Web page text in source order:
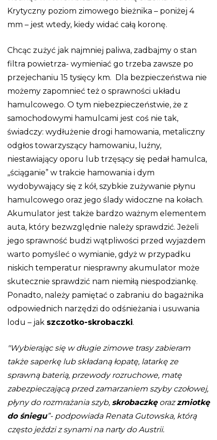
Krytyczny poziom zimowego bieżnika – poniżej 4
mm – jest wtedy, kiedy widać całą koronę.
Chcąc zużyć jak najmniej paliwa, zadbajmy o stan
filtra powietrza- wymieniać go trzeba zawsze po
przejechaniu 15 tysięcy km. Dla bezpieczeństwa nie
możemy zapomnieć też o sprawności układu
hamulcowego. O tym niebezpieczeństwie, że z
samochodowymi hamulcami jest coś nie tak,
świadczy: wydłużenie drogi hamowania, metaliczny
odgłos towarzyszący hamowaniu, luźny,
niestawiający oporu lub trzęsący się pedał hamulca,
„ściąganie” w trakcie hamowania i dym
wydobywający się z kół, szybkie zużywanie płynu
hamulcowego oraz jego ślady widoczne na kołach.
Akumulator jest także bardzo ważnym elementem
auta, który bezwzględnie należy sprawdzić. Jeżeli
jego sprawność budzi wątpliwości przed wyjazdem
warto pomyśleć o wymianie, gdyż w przypadku
niskich temperatur niesprawny akumulator może
skutecznie sprawdzić nam niemiłą niespodziankę.
Ponadto, należy pamiętać o zabraniu do bagażnika
odpowiednich narzędzi do odśnieżania i usuwania
lodu – jak szczotko-skrobaczki.
Wybierając się w długie zimowe trasy zabieram
także saperkę lub składaną łopatę, latarkę ze
sprawną baterią, przewody rozruchowe, matę
zabezpieczającą przed zamarzaniem szyby czołowej,
płyny do rozmrażania szyb, skrobaczkęorazzmiotkę
do śniegu”- podpowiada Renata Gutowska, którą
często jeździ z synami na narty do Austrii.